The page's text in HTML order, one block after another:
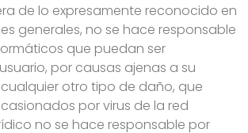
de lo expresamente reconocido en
generales, no se hace responsable
que puedan ser
por causas ajenas a su
otro tipo de daño, que
por virus de la red
no se hace responsable por